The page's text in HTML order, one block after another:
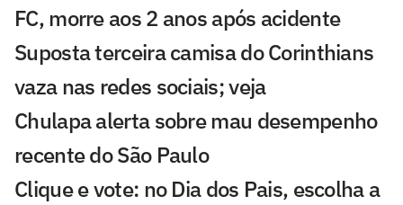
FC, morre aos 2 anos após acidente
Suposta terceira camisa do Corinthians
vaza nas redes sociais; veja
Chulapa alerta sobre mau desempenho
recente do São Paulo
Clique e vote: no Dia dos Pais, escolha a